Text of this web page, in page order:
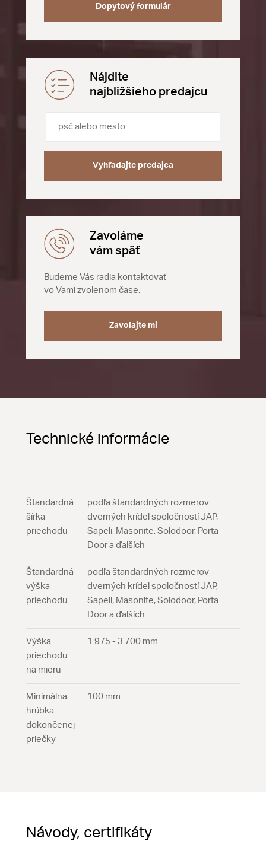
Dopytový formulár
Nájdite
najbližšieho predajcu
Vyhľadajte predajca
Zavoláme
vám späť
Budeme Vás radia kontaktovať
vo Vami zvolenom čase.
Zavolajte mi
Technické informácie
Štandardná
šírka
priechodu
podľa štandardných rozmerov
dverných krídel spoločností JAP,
Sapeli, Masonite, Solodoor, Porta
Door a ďalších
Štandardná
výška
priechodu
podľa štandardných rozmerov
dverných krídel spoločností JAP,
Sapeli, Masonite, Solodoor, Porta
Door a ďalších
Výška
priechodu
na mieru
1 975 - 3 700 mm
Minimálna
hrúbka
dokončenej
priečky
100 mm
Návody, certifikáty